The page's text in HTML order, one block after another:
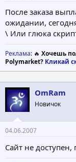
После заказа
ожидании,
\ Или глюка
Реклама: 🔥 Хочешь
Polymarket? Кликай
OmRam
Новичок
04.06.2007
Сайт не